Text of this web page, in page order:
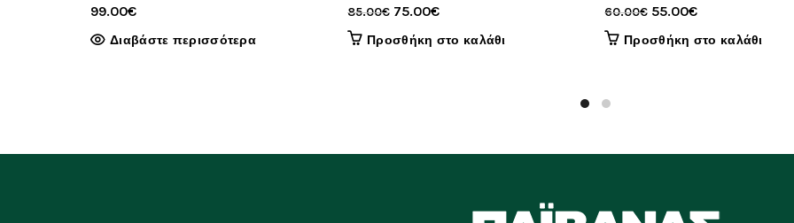
99.00€
Διαβάστε περισσότερα
85.00€ Original
price
75.00€Η
τρέχουσα
Προσθήκη στο καλάθι
60.00€ Original
price
55.00€Η
τρέχουσα
Προσθήκη στο καλάθι